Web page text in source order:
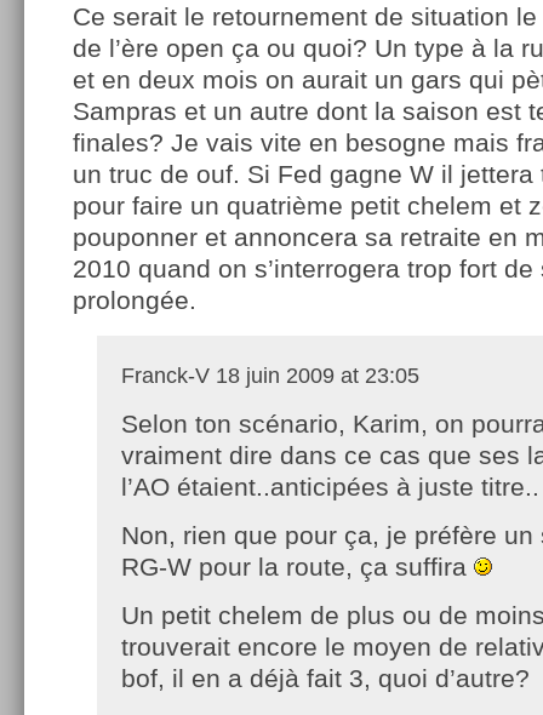
Ce serait le retournement de situation
de l’ère open ça ou quoi? Un type à la
et en deux mois on aurait un gars qui
Sampras et un autre dont la saison est
finales? Je vais vite en besogne mais
un truc de ouf. Si Fed gagne W il
pour faire un quatrième petit chelem et
pouponner et annoncera sa retraite en
2010 quand on s’interrogera trop fort
prolongée.
Franck-V 18 juin 2009 at 23:05
Selon ton scénario, Karim, on
vraiment dire dans ce cas que ses
l’AO étaient..anticipées à juste
Non, rien que pour ça, je préfère
RG-W pour la route, ça suffira
Un petit chelem de plus ou de
trouverait encore le moyen de
bof, il en a déjà fait 3, quoi d’autre?